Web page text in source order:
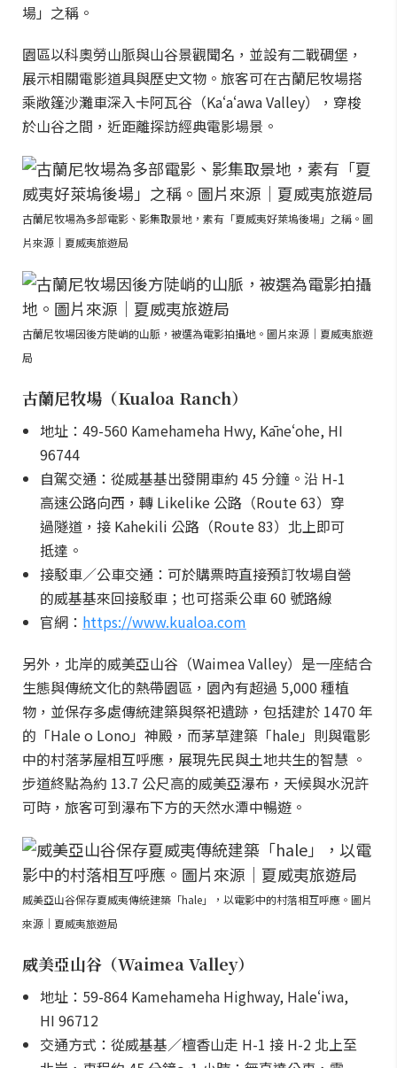
場」之稱。
園區以科奧勞山脈與山谷景觀聞名，並設有二戰碉堡，
展示相關電影道具與歷史文物。旅客可在古蘭尼牧場搭
乘敞篷沙灘車深入卡阿瓦谷（Kaʻaʻawa Valley），穿梭
於山谷之間，近距離探訪經典電影場景。
古蘭尼牧場為多部電影、影集取景地，素有「夏威夷好萊塢後場」之稱。圖
片來源｜夏威夷旅遊局
古蘭尼牧場因後方陡峭的山脈，被選為電影拍攝地。圖片來源｜夏威夷旅遊
局
古蘭尼牧場（Kualoa Ranch）
地址：49-560 Kamehameha Hwy, Kāneʻohe, HI
96744
自駕交通：從威基基出發開車約 45 分鐘。沿 H-1
高速公路向西，轉 Likelike 公路（Route 63）穿
過隧道，接 Kahekili 公路（Route 83）北上即可
抵達。
接駁車／公車交通：可於購票時直接預訂牧場自營
的威基基來回接駁車；也可搭乘公車 60 號路線
官網： https://www.kualoa.com
另外，北岸的威美亞山谷（Waimea Valley）是一座結合
生態與傳統文化的熱帶園區，園內有超過 5,000 種植
物，並保存多處傳統建築與祭祀遺跡，包括建於 1470 年
的「Hale o Lono」神殿，而茅草建築「hale」則與電影
中的村落茅屋相互呼應，展現先民與土地共生的智慧 。
步道終點為約 13.7 公尺高的威美亞瀑布，天候與水況許
可時，旅客可到瀑布下方的天然水潭中暢遊。
威美亞山谷保存夏威夷傳統建築「hale」，以電影中的村落相互呼應。圖片
來源｜夏威夷旅遊局
威美亞山谷（Waimea Valley）
地址：59-864 Kamehameha Highway, Haleʻiwa,
HI 96712
交通方式：從威基基／檀香山走 H-1 接 H-2 北上至